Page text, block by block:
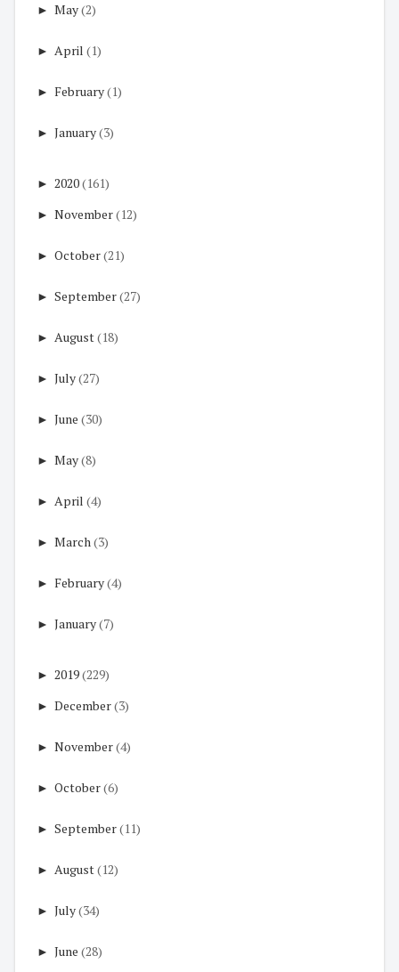
► May(2)
► April (1)
► February(1)
► January(3)
► 2020(161)
► November(12)
► October(21)
► September(27)
► August(18)
► July(27)
► June (30)
► May(8)
► April (4)
► March(3)
► February(4)
► January(7)
► 2019(229)
► December(3)
► November(4)
► October(6)
► September(11)
► August(12)
► July(34)
► June (28)